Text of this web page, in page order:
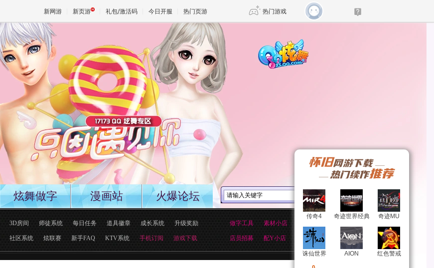
新网游 新页游 礼包/激活码 今日开服 热门页游 热门游戏
魔兽 传奇4
天堂 剑网3旗舰版
王权与自由
炫舞做字 漫画站 火爆论坛
3D房间 师徒系统 每日任务 道具徽章 成长系统 升级奖励
社区系统 炫联赛 新手FAQ KTV系统 手机订阅 游戏下载
做字工具 素材小店
店员招募 配Y小店
传奇4 奇迹世界经典 奇迹MU
诛仙世界 AION 红色警戒
传奇4 奇迹世界经典 奇迹MU
诛仙世界 AION 红色警戒